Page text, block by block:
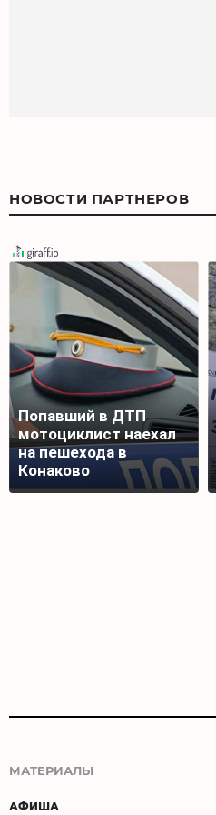
НОВОСТИ ПАРТНЕРОВ
Попавший в ДТП
мотоциклист наехал
на пешехода в
Конаково
МАТЕРИАЛЫ
АФИША